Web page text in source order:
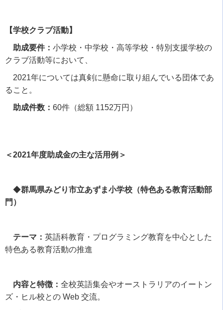
【学校クラブ活動】
助成要件： 小学校・中学校・高等学校・特別支援学校の
クラブ活動等において、
2021年については真剣に懸命に取り組んでいる団体であ
ること。
助成件数： 60件（総額 1152万円）
＜2021年度助成金の主な活用例＞
◆群馬県みどり市立あずま小学校（特色ある教育活動部
門）
テーマ： 英語科教育・プログラミング教育を中心とした
特色ある教育活動の推進
内容と特徴： 全校英語集会やオーストラリアのイートン
ズ・ヒル校との Web 交流。